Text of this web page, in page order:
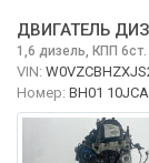
ДВИГАТЕЛЬ
1,6 дизель, КПП 6ст.
VIN:
Номер: BH01